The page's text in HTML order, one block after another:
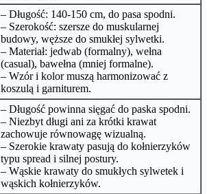
– Długość: 140-150 cm, do pasa spodni.
– Szerokość: szersze do muskularnej
budowy, węższe do smukłej sylwetki.
– Materiał: jedwab (formalny), wełna
(casual), bawełna (mniej formalne).
– Wzór i kolor muszą harmonizować z
koszulą i garniturem.
– Długość powinna sięgać do paska spodni.
– Niezbyt długi ani za krótki krawat
zachowuje równowagę wizualną.
– Szerokie krawaty pasują do kołnierzyków
typu spread i silnej postury.
– Wąskie krawaty do smukłych sylwetek i
wąskich kołnierzyków.